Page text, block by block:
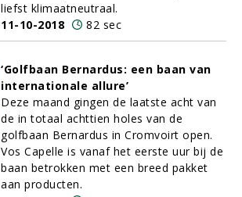
liefst klimaatneutraal.
11-10-2018
82 sec
‘Golfbaan Bernardus: een baan van
internationale allure’
Deze maand gingen de laatste acht van
de in totaal achttien holes van de
golfbaan Bernardus in Cromvoirt open.
Vos Capelle is vanaf het eerste uur bij de
baan betrokken met een breed pakket
aan producten.